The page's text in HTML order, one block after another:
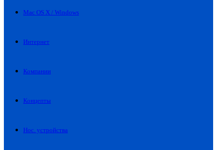
Mac OS X / Windows
Интернет
Компании
Концепты
Нос. устройства